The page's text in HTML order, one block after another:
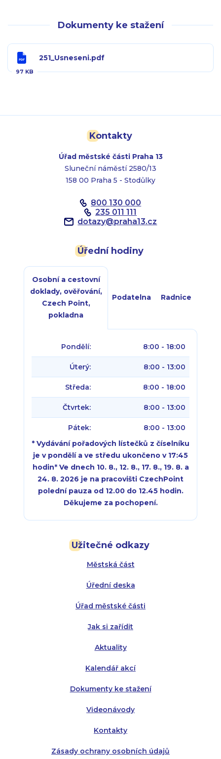
Dokumenty ke stažení
251_Usneseni.pdf
97 KB
Kontakty
Úřad městské části Praha 13
Sluneční náměstí 2580/13
158 00 Praha 5 - Stodůlky
800 130 000
235 011 111
dotazy@praha13.cz
Užitečné odkazy
Městská část
Úřední deska
Úřad městské části
Jak si zařídit
Aktuality
Kalendář akcí
Dokumenty ke stažení
Videonávody
Kontakty
Zásady ochrany osobních údajů
Úřední hodiny
Osobní a cestovní
doklady, ověřování,
Czech Point,
pokladna
Podatelna Radnice
Pondělí: 8:00 - 18:00
Úterý: 8:00 - 13:00
Středa: 8:00 - 18:00
Čtvrtek: 8:00 - 13:00
Pátek:
8:00 - 13:00
* Vydávání pořadových lístečků z číselníku
je v pondělí a ve středu ukončeno v 17:45
hodin* Ve dnech 10. 8., 12. 8., 17. 8., 19. 8. a
24. 8. 2026 je na pracovišti CzechPoint
polední pauza od 12.00 do 12.45 hodin.
Děkujeme za pochopení.
Úterý:
Středa:
Čtvrtek:
Pátek:
Úterý:
Středa:
Čtvrtek: